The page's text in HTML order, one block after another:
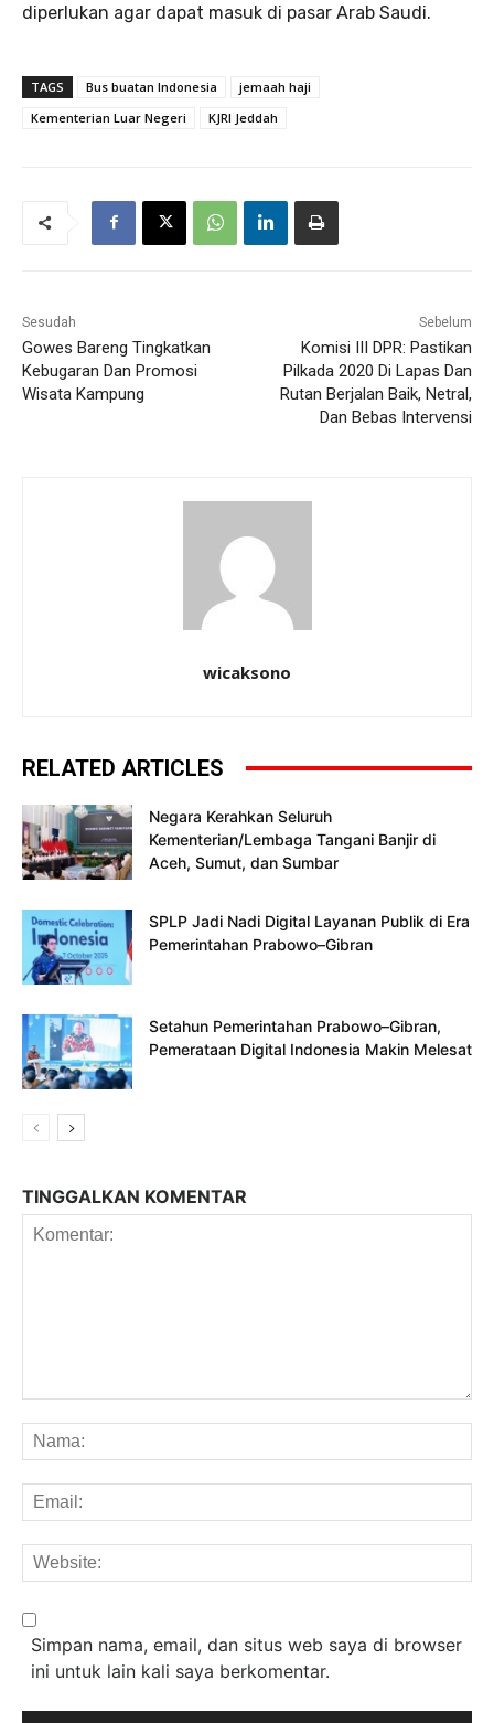
diperlukan agar dapat masuk di pasar Arab Saudi.
TAGS Bus buatan Indonesia
jemaah haji
Kementerian Luar Negeri
KJRI Jeddah
Sesudah
Gowes Bareng Tingkatkan
Kebugaran Dan Promosi
Wisata Kampung
Sebelum
Komisi III DPR: Pastikan
Pilkada 2020 Di Lapas Dan
Rutan Berjalan Baik, Netral,
Dan Bebas Intervensi
wicaksono
RELATED ARTICLES
Negara Kerahkan Seluruh
Kementerian/Lembaga Tangani Banjir di
Aceh, Sumut, dan Sumbar
SPLP Jadi Nadi Digital Layanan Publik di Era
Pemerintahan Prabowo–Gibran
Setahun Pemerintahan Prabowo–Gibran,
Pemerataan Digital Indonesia Makin Melesat
TINGGALKAN KOMENTAR
Simpan nama, email, dan situs web saya di browser
ini untuk lain kali saya berkomentar.